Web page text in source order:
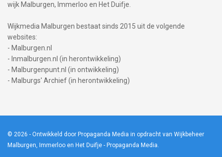
wijk Malburgen, Immerloo en Het Duifje.
Wijkmedia Malburgen bestaat sinds 2015 uit de volgende
websites:
- Malburgen.nl
- Inmalburgen.nl (in herontwikkeling)
- Malburgenpunt.nl (in ontwikkeling)
- Malburgs' Archief (in herontwikkeling)
© 2026 - Ontwikkeld door Propaganda Media in opdracht van Wijkbeheer
Malburgen, Immerloo en Het Duifje - Propaganda Media.